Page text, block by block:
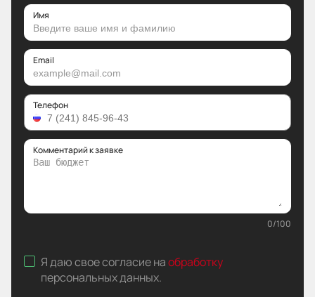
Имя
Email
Телефон
Комментарий к заявке
0/100
Я даю свое согласие наобработку
персональных данных.